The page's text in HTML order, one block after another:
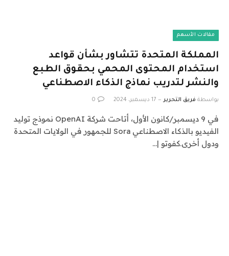
مقالات الأسهم
المملكة المتحدة تتشاور بشأن قواعد
استخدام المحتوى المحمي بحقوق الطبع
والنشر لتدريب نماذج الذكاء الاصطناعي
بواسطة فريق التحرير 17 ديسمبر، 2024 0
في 9 ديسمبر/كانون الأول، أتاحت شركة OpenAI نموذج توليد
الفيديو بالذكاء الاصطناعي Sora للجمهور في الولايات المتحدة
ودول أخرى.كفوتو |…